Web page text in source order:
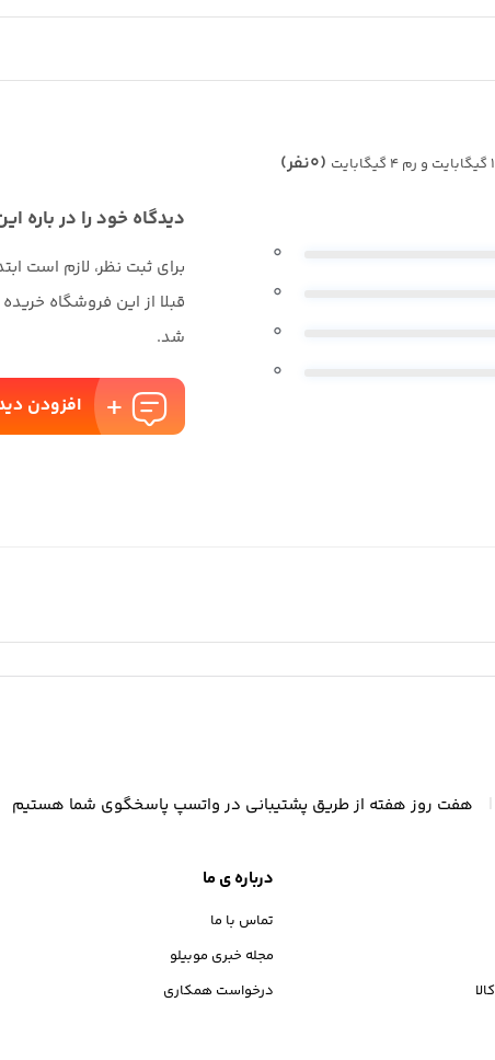
through
(0نفر)
0
0
0
0
دیدگاه خود را در باره
برای ثبت نظر، لازم است
قبلا از این فروشگاه
شد.
افزودن
هفت روز هفته از طریق پشتیبانی در واتسپ پاسخگوی شما هستیم
درباره ی ما
تماس با ما
مجله خبری موبیلو
درخواست همکاری